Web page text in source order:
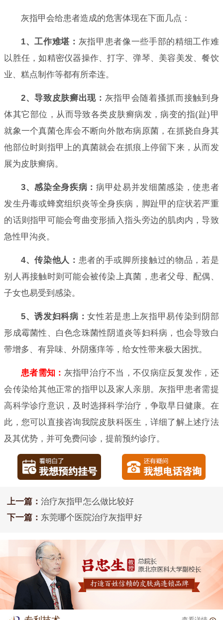
灰指甲会给患者造成的危害体现在下面几点：
1、工作难堪： 灰指甲患者像一些手部的精细工作难
以胜任，如精密仪器操作、打字、弹琴、美容美发、餐饮
业、糕点制作等都有所牵连。
2、导致皮肤癣出现： 灰指甲会随着搔抓而接触到身
体其它部位，从而导致各类皮肤癣病发，病变的指(趾)甲
就象一个真菌仓库会不断向外散布病原菌，在抓挠自身其
他部位时则指甲上的真菌就会在抓痕上停留下来，从而发
展为皮肤癣病。
3、感染全身疾病： 病甲处易并发细菌感染，使患者
发生丹毒或蜂窝组织炎等全身疾病，脚趾甲的症状若严重
的话则指甲可能会弯曲变形插入指头旁边的肌肉内，导致
急性甲沟炎。
4、传染他人： 患者的手或脚所接触过的物品，若是
别人再接触时则可能会被传染上真菌，患者父母、配偶、
子女也易受到感染。
5、诱发妇科病：女性若是患上灰指甲易传染到阴部
形成霉菌性、白色念珠菌性阴道炎等妇科病，也会导致白
带增多、有异味、外阴瘙痒等，给女性带来极大困扰。
患者需知： 灰指甲治疗不当，不仅病症反复发作，还
会传染给其他正常的指甲以及家人亲朋。灰指甲患者需提
高科学诊疗意识，及时选择科学治疗，争取早日健康。在
此，您可以直接咨询我院皮肤科医生，详细了解上述疗法
及其优势，并可免费问诊，提前预约诊疗。
上一篇： 治疗灰指甲怎么做比较好
下一篇： 东莞哪个医院治疗灰指甲好